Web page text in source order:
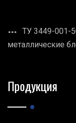
ТУ 3449-001-
металлические
Продукция